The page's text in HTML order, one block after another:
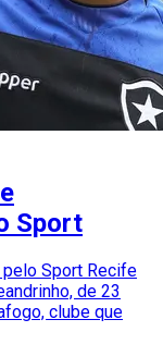
Sport
pelo Sport Recife
de 23
clube que